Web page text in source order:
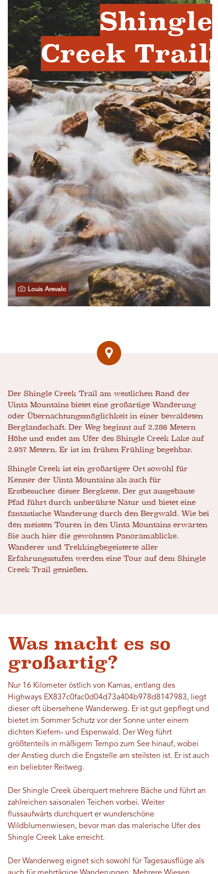
Shingle
Creek Trail
Louis Arevalo
Der Shingle Creek Trail am westlichen Rand der
Uinta Mountains bietet eine großartige Wanderung
oder Übernachtungsmöglichkeit in einer bewaldeten
Berglandschaft. Der Weg beginnt auf 2.286 Metern
Höhe und endet am Ufer des Shingle Creek Lake auf
2.957 Metern. Er ist im frühen Frühling begehbar.
Shingle Creek ist ein großartiger Ort sowohl für
Kenner der Uinta Mountains als auch für
Erstbesucher dieser Bergkette. Der gut ausgebaute
Pfad führt durch unberührte Natur und bietet eine
fantastische Wanderung durch den Bergwald. Wie bei
den meisten Touren in den Uinta Mountains erwarten
Sie auch hier die gewohnten Panoramablicke.
Wanderer und Trekkingbegeisterte aller
Erfahrungsstufen werden eine Tour auf dem Shingle
Creek Trail genießen.
Was macht es so
großartig?
Nur 16 Kilometer östlich von Kamas, entlang des
Highways EX837c0fac0d04d73a404b978d8147983, liegt
dieser oft übersehene Wanderweg. Er ist gut gepflegt und
bietet im Sommer Schutz vor der Sonne unter einem
dichten Kiefern- und Espenwald. Der Weg führt
größtenteils in mäßigem Tempo zum See hinauf, wobei
der Anstieg durch die Engstelle am steilsten ist. Er ist auch
ein beliebter Reitweg.
Der Shingle Creek überquert mehrere Bäche und führt an
zahlreichen saisonalen Teichen vorbei. Weiter
flussaufwärts durchquert er wunderschöne
Wildblumenwiesen, bevor man das malerische Ufer des
Shingle Creek Lake erreicht.
Der Wanderweg eignet sich sowohl für Tagesausflüge als